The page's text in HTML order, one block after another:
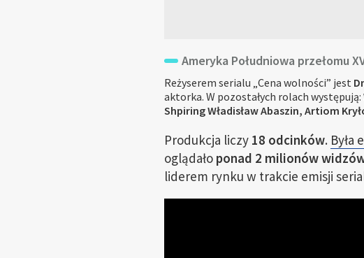
Ameryka Południowa przełomu
Reżyserem serialu „Cena wolności” jest
aktorka. W pozostałych rolach występują:
Shpiring Władisław Abaszin, Artiom
Produkcja liczy 18 odcinków. Była
oglądało ponad 2 milionów
liderem rynku w trakcie emisji